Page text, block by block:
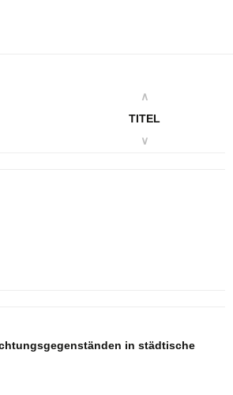
∧
TITEL
∨
in städtische